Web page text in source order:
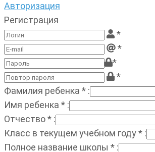
Авторизация
Регистрация
*
*
*
*
Фамилия ребенка * :
Имя ребенка * :
Отчество* :
Класс в текущем учебном году* :
Полное название школы * :